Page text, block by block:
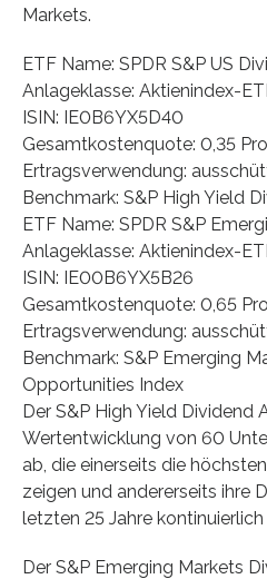
Markets.
ETF Name: SPDR S&P US
Anlageklasse: Aktienindex-
ISIN: IE0B6YX5D40
Gesamtkostenquote: 0,35
Ertragsverwendung:
Benchmark: S&P High Yield
ETF Name: SPDR S&P
Anlageklasse: Aktienindex-
ISIN: IE00B6YX5B26
Gesamtkostenquote: 0,65
Ertragsverwendung:
Benchmark: S&P Emerging
Opportunities Index
Der S&P High Yield Dividend
Wertentwicklung von 60
ab, die einerseits die
zeigen und andererseits ihre
letzten 25 Jahre
Der S&P Emerging Markets